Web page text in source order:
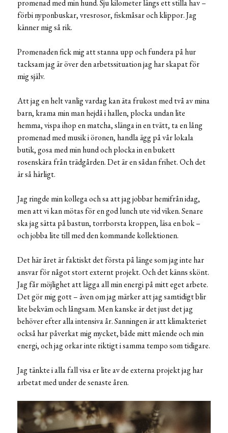
promenad med min hund. Sju kilometer längs ett stilla hav –
förbi nyponbuskar, vresrosor, fiskmåsar och klippor. Jag
känner mig så rik.
Promenaden fick mig att stanna upp och fundera på hur
tacksam jag är över den arbetssituation jag har skapat för
mig själv.
Att jag en helt vanlig vardag kan äta frukost med två av mina
barn, krama min man hejdå i hallen, plocka undan lite
hemma, vispa ihop en matcha, slänga in en tvätt, ta en lång
promenad med musik i öronen, handla ägg på vår lokala
butik, gosa med min hund och plocka in en bukett
rosenskära från trädgården. Det är en sådan frihet. Och det
är så härligt.
Jag ringde min kollega och sa att jag jobbar hemifrån idag,
men att vi kan mötas för en god lunch ute vid viken. Senare
ska jag sätta på bastun, torrborsta kroppen, läsa en bok –
och jobba lite till med den kommande kollektionen.
Det här året är faktiskt det första på länge som jag inte har
ansvar för något stort externt projekt. Och det känns skönt.
Jag får möjlighet att lägga all min energi på mitt eget arbete.
Det gör mig gott – även om jag märker att jag samtidigt blir
lite bekväm och långsam. Men kanske är det just det jag
behöver efter alla intensiva år. Sanningen är att klimakteriet
också har påverkat mig mycket, både mitt mående och min
energi, och jag orkar inte riktigt i samma tempo som tidigare.
Jag tänkte i alla fall visa er lite av de externa projekt jag har
arbetat med under de senaste åren.